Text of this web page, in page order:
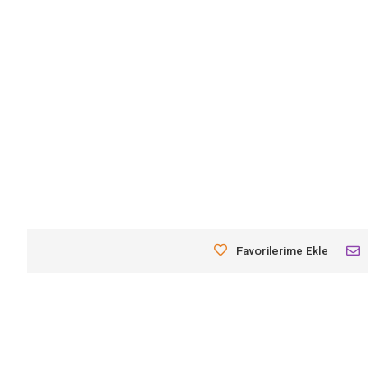
Favorilerime Ekle